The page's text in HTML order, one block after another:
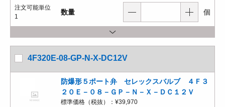
注文可能単位
1
数量 個
4F320E-08-GP-N-X-DC12V
防爆形５ポート弁 セレックスバルブ ４Ｆ３
２０Ｅ－０８－ＧＰ－Ｎ－Ｘ－ＤＣ１２Ｖ
標準価格（税抜）： ¥39,970